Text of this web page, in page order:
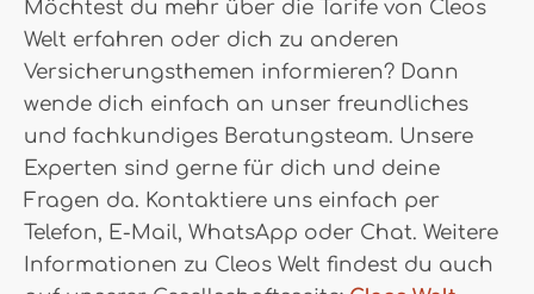
Möchtest du mehr über die Tarife von Cleos
Welt erfahren oder dich zu anderen
Versicherungsthemen informieren? Dann
wende dich einfach an unser freundliches
und fachkundiges Beratungsteam. Unsere
Experten sind gerne für dich und deine
Fragen da. Kontaktiere uns einfach per
Telefon, E-Mail, WhatsApp oder Chat. Weitere
Informationen zu Cleos Welt findest du auch